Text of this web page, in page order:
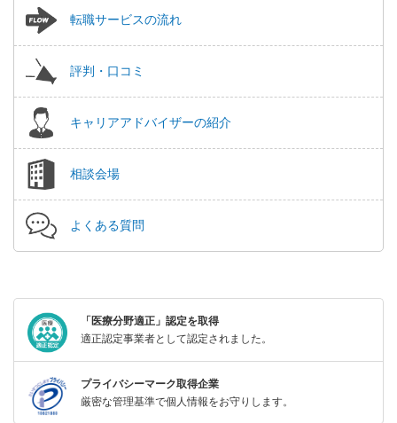
転職サービスの流れ
評判・口コミ
キャリアアドバイザーの紹介
相談会場
よくある質問
「医療分野適正」認定を取得
適正認定事業者として認定されました。
プライバシーマーク取得企業
厳密な管理基準で個人情報をお守りします。